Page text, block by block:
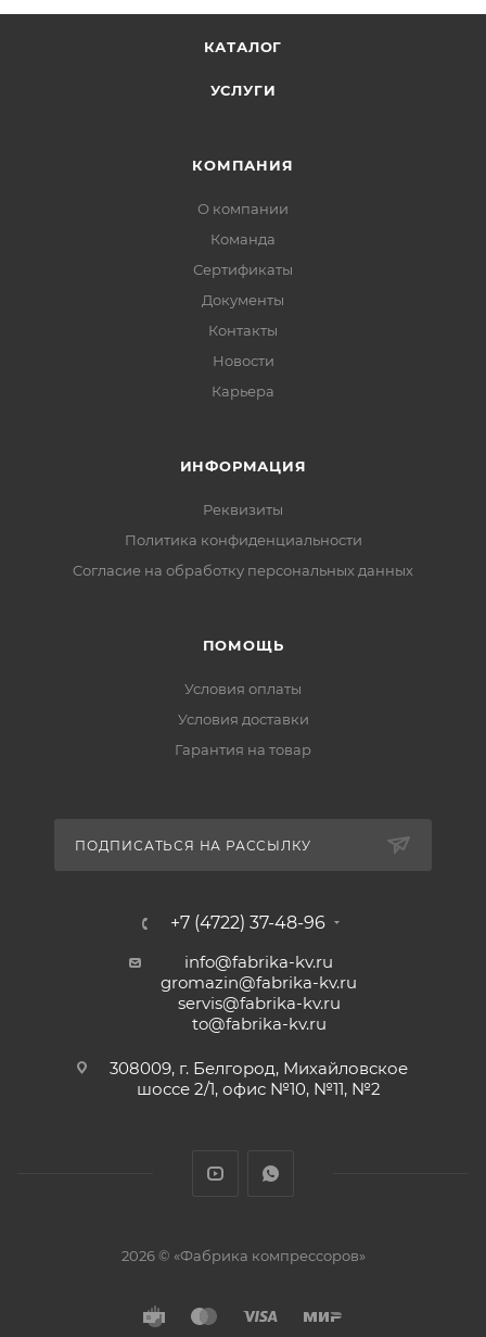
КАТАЛОГ
УСЛУГИ
КОМПАНИЯ
О компании
Команда
Сертификаты
Документы
Контакты
Новости
Карьера
ИНФОРМАЦИЯ
Реквизиты
Политика конфиденциальности
Cогласие на обработку персональных данных
ПОМОЩЬ
Условия оплаты
Условия доставки
Гарантия на товар
ПОДПИСАТЬСЯ НА РАССЫЛКУ
+7 (4722) 37-48-96
info@fabrika-kv.ru
gromazin@fabrika-kv.ru
servis@fabrika-kv.ru
to@fabrika-kv.ru
308009, г. Белгород, Михайловское
шоссе 2/1, офис №10, №11, №2
2026 © «Фабрика компрессоров»